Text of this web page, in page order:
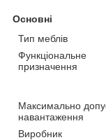
Основні
Тип меблів
Функціональне
призначення
Максимально
навантаження
Виробник